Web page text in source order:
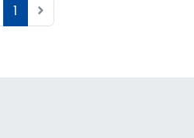
1